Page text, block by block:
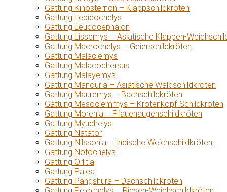
Gattung Kinosternon – Klappschildkröten
Gattung Lepidochelys
Gattung Leucocephalon
Gattung Lissemys – Asiatische Klappen-
Gattung Macrochelys – Geierschildkröten
Gattung Malaclemys
Gattung Malacochersus
Gattung Malayemys
Gattung Manouria – Asiatische Waldschildkröten
Gattung Mauremys – Bachschildkröten
Gattung Mesoclemmys – Krötenkopf-Schildkröten
Gattung Morenia – Pfauenaugenschildkröten
Gattung Myuchelys
Gattung Natator
Gattung Nilssonia – Indische Weichschildkröten
Gattung Notochelys
Gattung Orlitia
Gattung Palea
Gattung Pangshura – Dachschildkröten